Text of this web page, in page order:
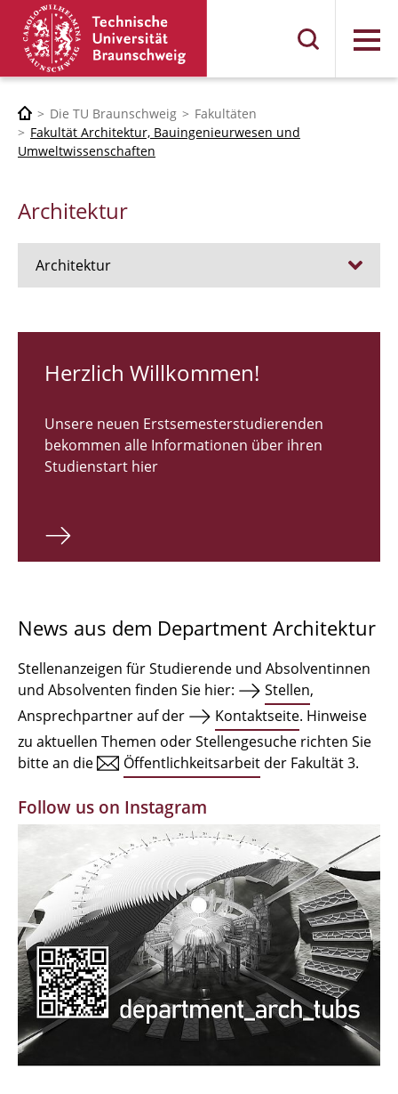
Menü
Die TU Braunschweig
Fakultäten
Fakultät Architektur, Bauingenieurwesen und
Umweltwissenschaften
Architektur
Architektur
RUNDGANG 26
Bachelor Architektur
Master Architektur
Qualifikationsprofil
Institute
Einrichtungen
Zeichensäle
MBW | Modellbauwerkstatt
Alumni | cloud club
Dokumente und Downloads
Herzlich Willkommen!
Unsere neuen Erstsemesterstudierenden
bekommen alle Informationen über ihren
Studienstart hier
News aus dem Department Architektur
Stellenanzeigen für Studierende und Absolventinnen
und Absolventen finden Sie hier:
Stellen,
Ansprechpartner auf der
Kontaktseite. Hinweise
zu aktuellen Themen oder Stellengesuche richten Sie
bitte an die
Öffentlichkeitsarbeit der Fakultät 3.
Follow us on Instagram